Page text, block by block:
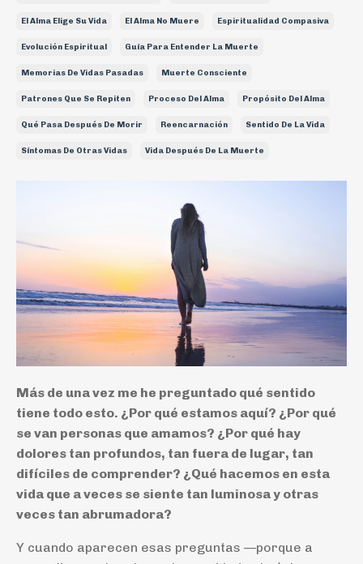
El Alma Elige Su Vida El Alma No Muere Espiritualidad Compasiva
Evolución Espiritual Guía Para Entender La Muerte
Memorias De Vidas Pasadas Muerte Consciente
Patrones Que Se Repiten Proceso Del Alma Propósito Del Alma
Qué Pasa Después De Morir Reencarnación Sentido De La Vida
Síntomas De Otras Vidas Vida Después De La Muerte
Más de una vez me he preguntado qué sentido
tiene todo esto. ¿Por qué estamos aquí? ¿Por qué
se van personas que amamos? ¿Por qué hay
dolores tan profundos, tan fuera de lugar, tan
difíciles de comprender? ¿Qué hacemos en esta
vida que a veces se siente tan luminosa y otras
veces tan abrumadora?
Y cuando aparecen esas preguntas —porque a